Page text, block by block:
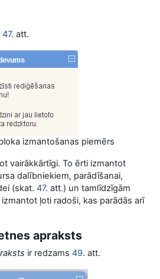
47. att.
izmantošanas piemērs
vairākkārtīgi. To ērti izmantot
dalībniekiem, parādīšanai,
(skat. 47. att.) un tamlīdzīgām
ļoti radoši, kas parādās arī
apraksts
ir redzams 49. att.